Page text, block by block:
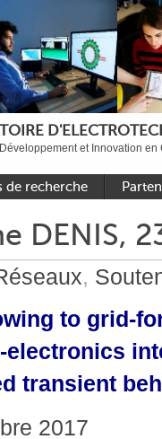
et Innovation en
de recherche
de
et
DENIS,
,
to grid-
electronics
transient
2017